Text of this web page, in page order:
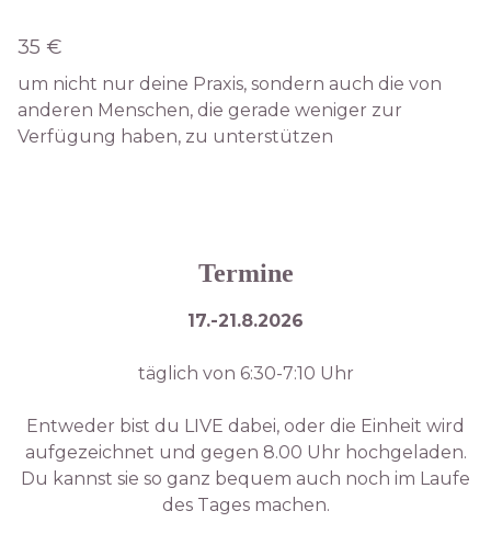
35 €
um nicht nur deine Praxis, sondern auch die von
anderen Menschen, die gerade weniger zur
Verfügung haben, zu unterstützen
Termine
17.-21.8.2026
täglich von 6:30-7:10 Uhr
Entweder bist du LIVE dabei, oder die Einheit wird
aufgezeichnet und gegen 8.00 Uhr hochgeladen.
Du kannst sie so ganz bequem auch noch im Laufe
des Tages machen.